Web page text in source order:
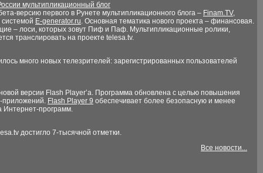
мультипликационный блог
версию первого в Рунете мультипликационного блога – Finam.TV,
E-generator.ru. Основная тематика нового проекта – финансовая.
– лоси, которых зовут Пиф и Паф. Мультипликационные ролики,
транслировать на проекте telesa.tv.
много новых телезрителей: зарегистрированных пользователей
версии Flash Player’а. Программа обновлена с целью повышения
приложений. Flash Player 9 обеспечивает более безопасную и менее
Интернет-программ.
достигло 7-тысячной отметки.
Все новости...